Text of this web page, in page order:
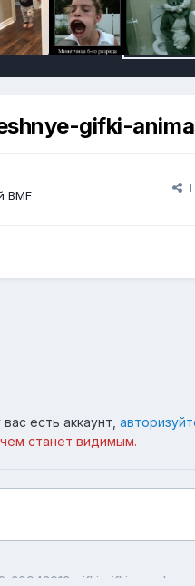
gifki-
BMF
есть аккаунт,
станет видимым.
30042013-gifki-gifki-